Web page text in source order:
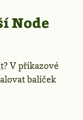
Node
? V příkazové
balíček